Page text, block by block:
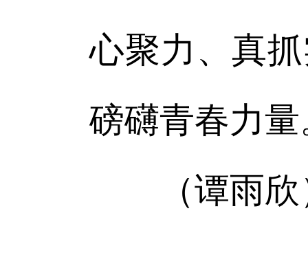
心聚力、真
磅礴青春力量
（谭雨欣